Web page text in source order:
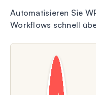
Automatisieren Sie
Workflows schnell